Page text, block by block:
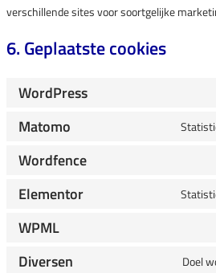
verschillende sites voor soortgelijke
6. Geplaatste cookies
WordPress
Matomo
Wordfence
Elementor
WPML
Diversen Doel